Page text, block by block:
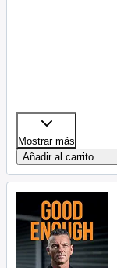
Mostrar más
Añadir al carrito